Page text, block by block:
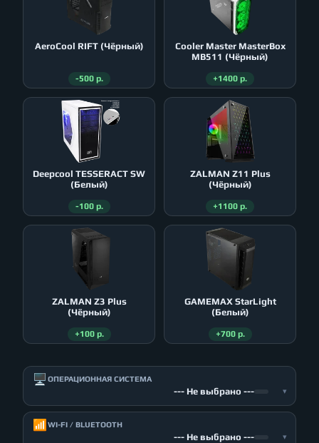
AeroСool RIFT (Чёрный)
-500 р.
Cooler Master MasterBox
MB511 (Чёрный)
+1400 р.
Deepcool TESSERACT SW
(Белый)
-100 р.
ZALMAN Z11 Plus
(Чёрный)
+1100 р.
ZALMAN Z3 Plus
(Чёрный)
+100 р.
GAMEMAX StarLight
(Белый)
+700 р.
🖥️ ОПЕРАЦИОННАЯ СИСТЕМА
--- Не выбрано --- ▾
📶 WI-FI / BLUETOOTH
--- Не выбрано --- ▾